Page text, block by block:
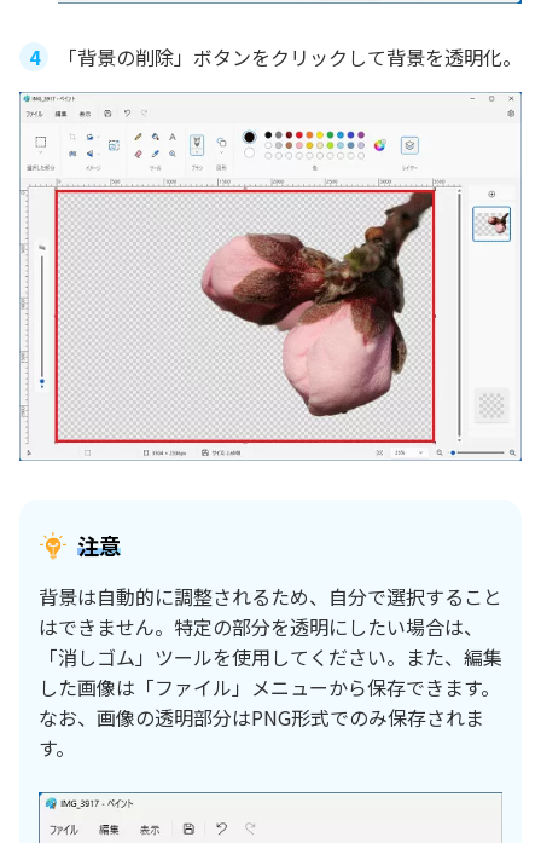
「背景の削除」ボタンをクリックして背景を透明化。
注意
背景は自動的に調整されるため、自分で選択すること
はできません。特定の部分を透明にしたい場合は、
「消しゴム」ツールを使用してください。また、編集
した画像は「ファイル」メニューから保存できます。
なお、画像の透明部分はPNG形式でのみ保存されま
す。